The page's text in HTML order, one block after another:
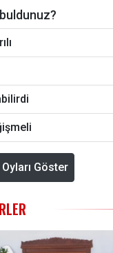
Oyları Göster